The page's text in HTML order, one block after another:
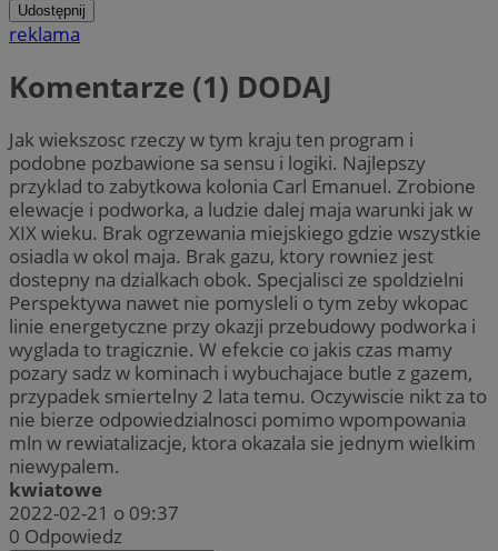
Udostępnij
reklama
Komentarze (1) DODAJ
Jak wiekszosc rzeczy w tym kraju ten program i
podobne pozbawione sa sensu i logiki. Najlepszy
przyklad to zabytkowa kolonia Carl Emanuel. Zrobione
elewacje i podworka, a ludzie dalej maja warunki jak w
XIX wieku. Brak ogrzewania miejskiego gdzie wszystkie
osiadla w okol maja. Brak gazu, ktory rowniez jest
dostepny na dzialkach obok. Specjalisci ze spoldzielni
Perspektywa nawet nie pomysleli o tym zeby wkopac
linie energetyczne przy okazji przebudowy podworka i
wyglada to tragicznie. W efekcie co jakis czas mamy
pozary sadz w kominach i wybuchajace butle z gazem,
przypadek smiertelny 2 lata temu. Oczywiscie nikt za to
nie bierze odpowiedzialnosci pomimo wpompowania
mln w rewiatalizacje, ktora okazala sie jednym wielkim
niewypalem.
kwiatowe
2022-02-21 o 09:37
0 Odpowiedz